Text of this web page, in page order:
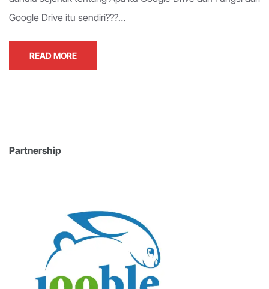
Google Drive itu sendiri???…
READ MORE
Partnership